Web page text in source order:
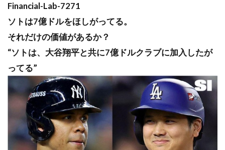
Financial-Lab-7271
ソトは7億ドルをほしがってる。
それだけの価値があるか？
“ソトは、大谷翔平と共に7億ドルクラブに加入したが
ってる”